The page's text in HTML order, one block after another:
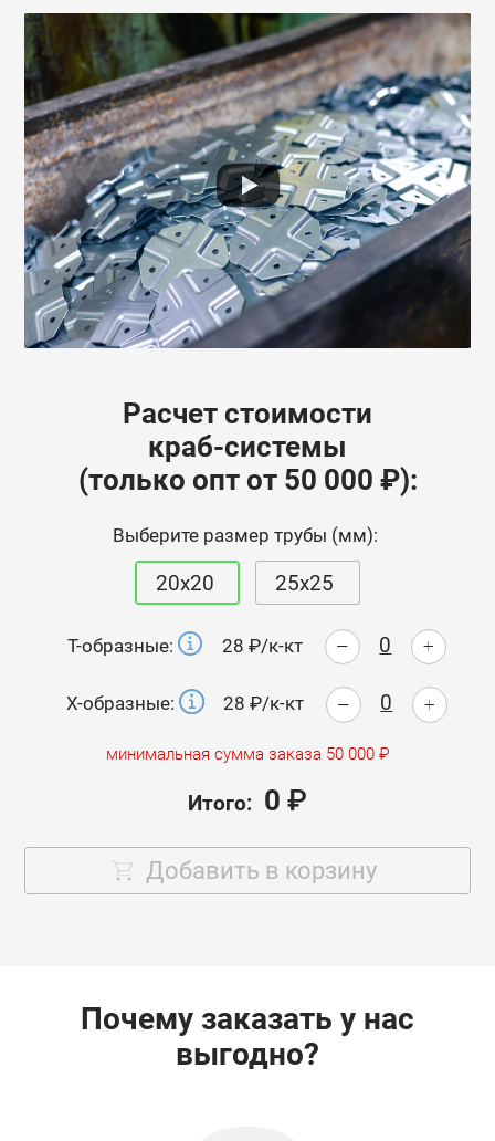
Расчет стоимости
краб-системы
(только опт от 50 000 ₽):
Выберите размер трубы (мм):
20х20 25х25
Т-образные: 28 ₽/к-кт - +
Х-образные: 28 ₽/к-кт - +
минимальная сумма заказа 50 000 ₽
Итого: 0 ₽
Добавить в корзину
Почему заказать у нас
выгодно?